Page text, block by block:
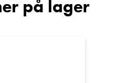
på lager